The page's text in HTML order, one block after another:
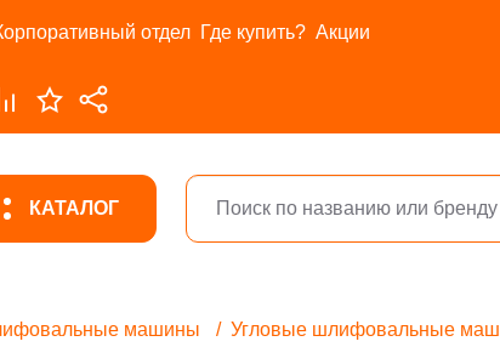
отдел Где купить? Акции
КАТАЛОГ
машины
Угловые шлифовальные